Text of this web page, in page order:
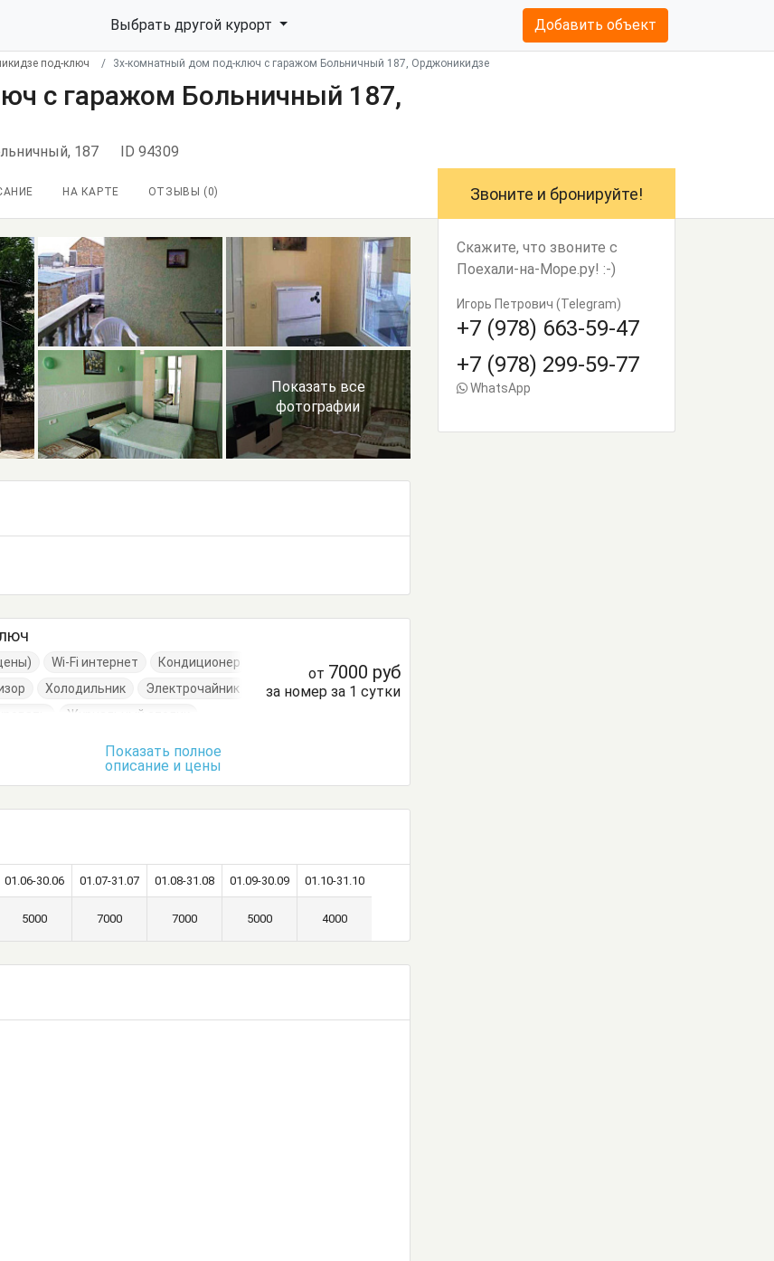
Выбрать другой курорт Добавить объект
под-ключ 3х-комнатный дом под-ключ с гаражом Больничный 187, Орджоникидзе
с гаражом Больничный 187,
187 ID 94309
НА КАРТЕ ОТЗЫВЫ ( 0)
Показать все
фотографии
Wi-Fi интернет
Кондиционер
Холодильник
Электрочайник
Журнальный столик
Тумбочки Шкаф
от 7000 руб
за номер за 1 сутки
Показать полное
описание и цены
01.06-30.06 01.07-31.07 01.08-31.08 01.09-30.09 01.10-31.10
5000 7000 7000 5000 4000
Звоните и бронируйте!
Скажите, что звоните с
Поехали-на-Море.ру! :-)
Игорь Петрович (Telegram)
+7 (978) 663-59-47
+7 (978) 299-59-77
WhatsApp